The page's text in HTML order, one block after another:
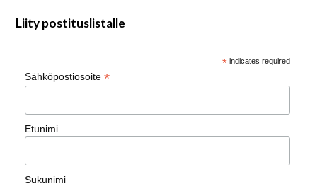
Liity postituslistalle
*indicates required
Sähköpostiosoite *
Etunimi
Sukunimi